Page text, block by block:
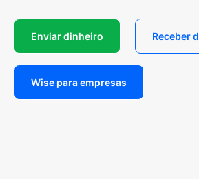
Enviar dinheiro Receber
Wise para empresas